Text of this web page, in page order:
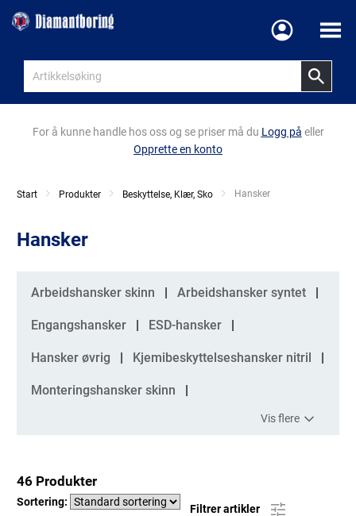
Meny
For å kunne handle hos oss og se priser må du Logg på eller
Opprette en konto
Start Produkter Beskyttelse, Klær, Sko Current:
Hansker
Hansker
Kategorier
Arbeidshansker skinn Arbeidshansker syntet
Engangshansker ESD-hansker
Hansker øvrig Kjemibeskyttelseshansker nitril
Monteringshansker skinn
Vis flere
46 Produkter
Sortering:
Filtrer artikler